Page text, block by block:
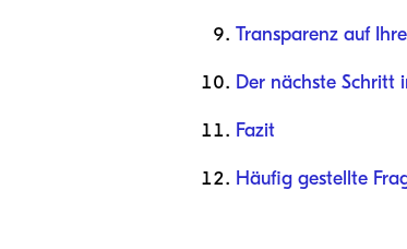
Transparenz auf
Der nächste Schritt
Fazit
Häufig gestellte